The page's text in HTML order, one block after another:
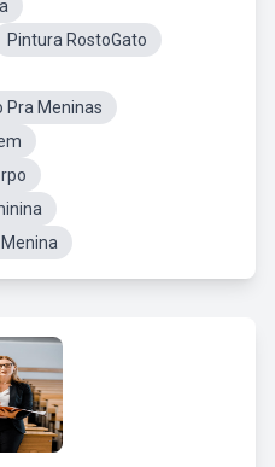
Pintura RostoGato
Pra Meninas